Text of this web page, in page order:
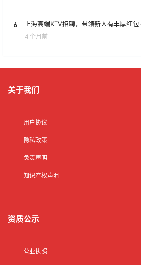
6 上海高端KTV招聘，带领新人有丰厚红包·
4 个月前
关于我们
用户协议
隐私政策
免责声明
知识产权声明
资质公示
营业执照